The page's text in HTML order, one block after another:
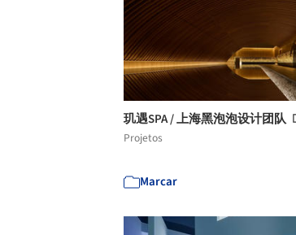
玑遇SPA / 上海黑泡泡设计团队
Projetos
Marcar